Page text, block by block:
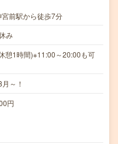
前駅から徒歩7分
み
1時間)※11:00～20:00も可
～！
円